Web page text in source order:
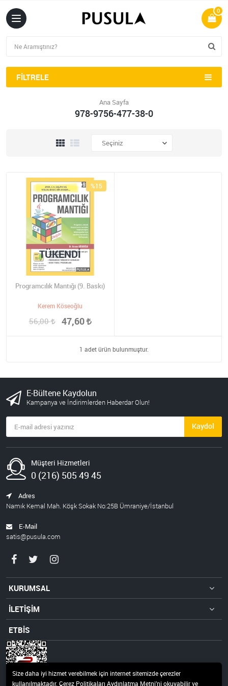
0
FILTRELE
Ana Sayfa
978-9756-477-38-0
Programcılık Mantığı (9. Baskı)
Kerem Köseoğlu
56,00 47,60
%15
TÜKENDI
1 adet ürün bulunmuştur.
E-Bültene Kaydolun
Kampanya ve İndirimlerden Haberdar Olun!
Kaydol
Müşteri Hizmetleri
0 (216) 505 49 45
Adres
Namık Kemal Mah. Köşk Sokak No:25B Ümraniye/İstanbul
E-Mail
satis@pusula.com
KURUMSAL
İLETİŞİM
ETBİS
Size daha iyi hizmet verebilmek için internet sitemizde çerezler
kullanılmaktadır. Çerez Politikaları Aydınlatma Metni’ni okuyabilir ve